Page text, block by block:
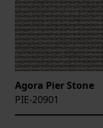
Agora Pier Stone
PIE-20901